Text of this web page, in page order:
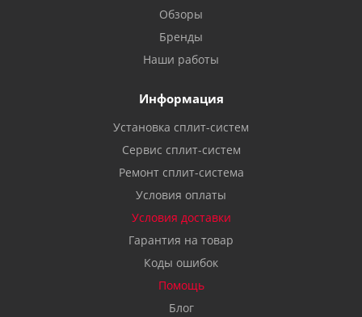
Обзоры
Бренды
Наши работы
Информация
Установка сплит-систем
Сервис сплит-систем
Ремонт сплит-система
Условия оплаты
Условия доставки
Гарантия на товар
Коды ошибок
Помощь
Блог